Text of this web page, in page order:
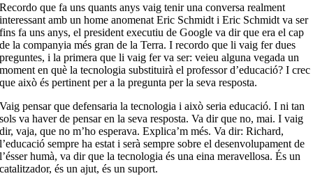
Recordo que fa uns quants anys vaig tenir una conversa realment
interessant amb un home anomenat Eric Schmidt i Eric Schmidt va ser
fins fa uns anys, el president executiu de Google va dir que era el cap
de la companyia més gran de la Terra. I recordo que li vaig fer dues
preguntes, i la primera que li vaig fer va ser: veieu alguna vegada un
moment en què la tecnologia substituirà el professor d’educació? I crec
que això és pertinent per a la pregunta per la seva resposta.
Vaig pensar que defensaria la tecnologia i això seria educació. I ni tan
sols va haver de pensar en la seva resposta. Va dir que no, mai. I vaig
dir, vaja, que no m’ho esperava. Explica’m més. Va dir: Richard,
l’educació sempre ha estat i serà sempre sobre el desenvolupament de
l’ésser humà, va dir que la tecnologia és una eina meravellosa. És un
catalitzador, és un ajut, és un suport.